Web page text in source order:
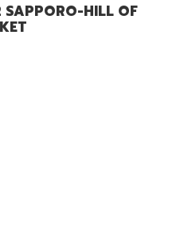
SAPPORO-HILL OF